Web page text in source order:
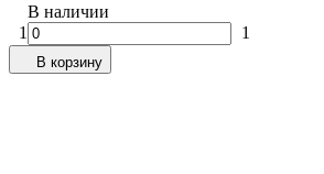
В наличии
1
1
В корзину